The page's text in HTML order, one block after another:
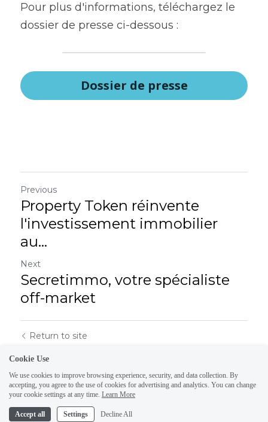
Pour plus d'informations, téléchargez le
dossier de presse ci-dessous :
Dossier de presse
Previous
Property Token réinvente
l'investissement immobilier
au...
Next
Secretimmo, votre spécialiste
off-market
Return to site
Cookie Use
We use cookies to improve browsing experience, security, and data collection. By
accepting, you agree to the use of cookies for advertising and analytics. You can change
your cookie settings at any time. Learn More
Accept all Settings Decline All